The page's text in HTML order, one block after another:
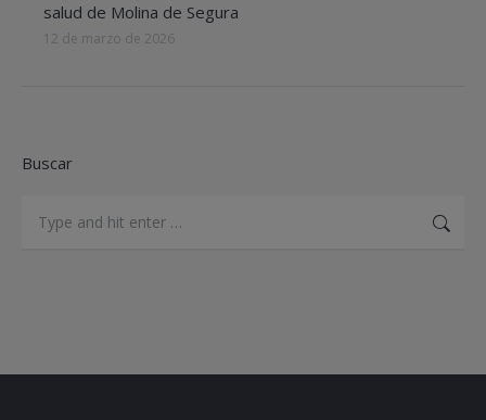
salud de Molina de Segura
12 de marzo de 2026
Buscar